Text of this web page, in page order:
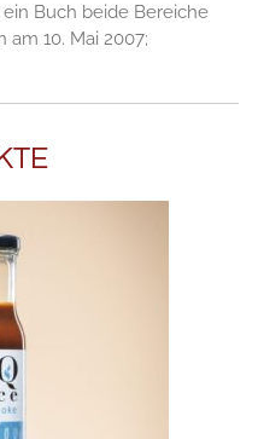
Buch beide Bereiche
am 10. Mai 2007;